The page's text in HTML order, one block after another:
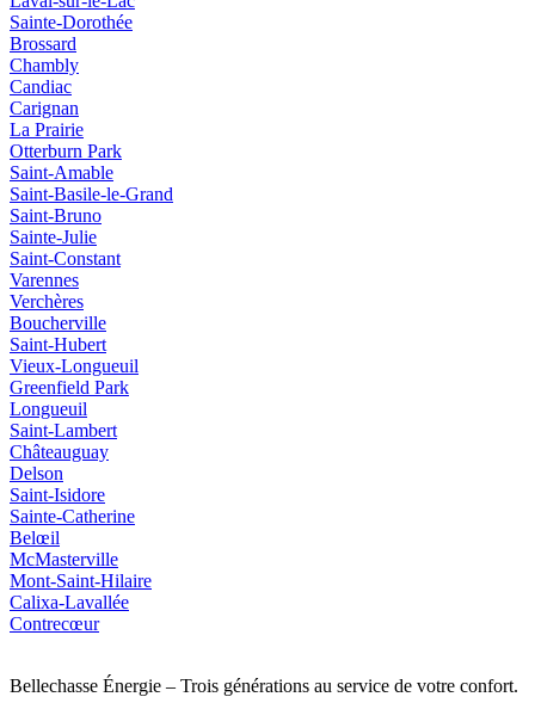
Sainte-Dorothée
Brossard
Chambly
Candiac
Carignan
La Prairie
Otterburn Park
Saint-Amable
Saint-Basile-le-Grand
Saint-Bruno
Sainte-Julie
Saint-Constant
Varennes
Verchères
Boucherville
Saint-Hubert
Vieux‑Longueuil
Greenfield Park
Longueuil
Saint‑Lambert
Châteauguay
Delson
Saint‑Isidore
Sainte‑Catherine
Belœil
McMasterville
Mont‑Saint‑Hilaire
Calixa‑Lavallée
Contrecœur
Bellechasse Énergie – Trois générations au service de votre confort.